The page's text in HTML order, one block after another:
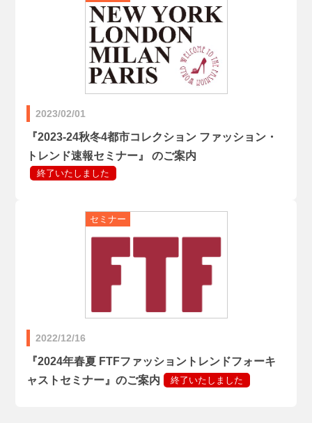
2023/02/01
『2023-24秋冬4都市コレクション ファッション・
トレンド速報セミナー』 のご案内
2022/12/16
『2024年春夏 FTFファッショントレンドフォーキ
ャストセミナー』のご案内